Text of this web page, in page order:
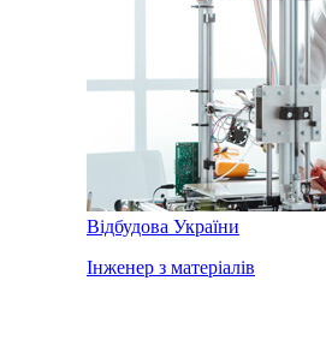
Відбудова України
Інженер з матеріалів